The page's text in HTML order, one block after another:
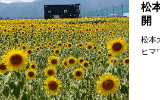
松
開
松本
ヒマ